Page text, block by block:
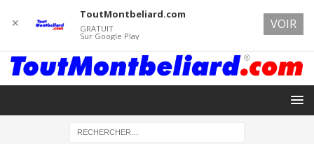
✕
ToutMontbeliard.com
GRATUIT
Sur Google Play
VOIR